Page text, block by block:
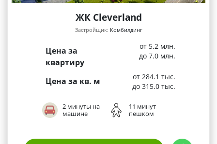
ЖК Cleverland
Застройщик: Комбилдинг
Цена за
квартиру
от 5.2 млн.
до 7.0 млн.
Цена за кв. м
от 284.1 тыс.
до 315.0 тыс.
2 минуты на
машине
11 минут
пешком